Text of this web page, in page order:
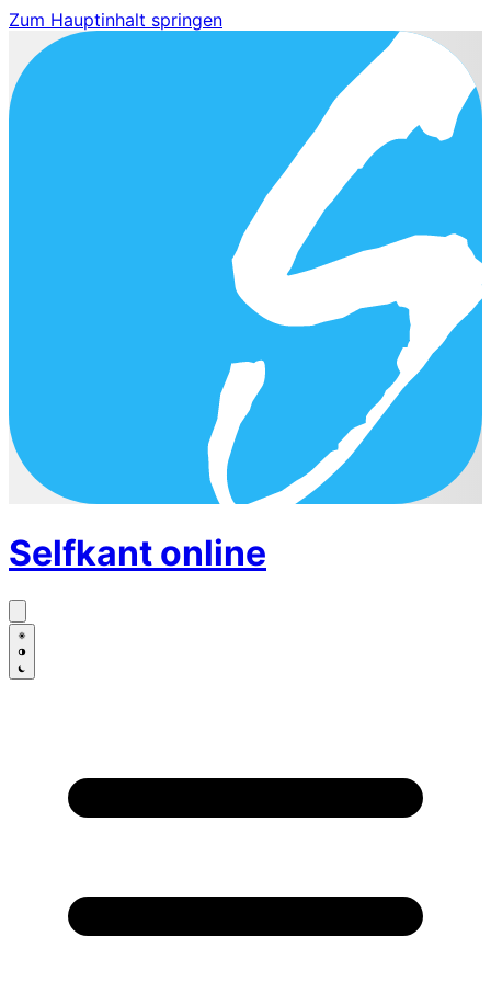
Zum Hauptinhalt springen
Selfkant online